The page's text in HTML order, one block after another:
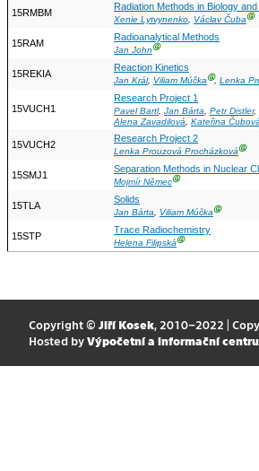
15RMBM
Radiation Methods in Biology
Xenie Lytvynenko, Václav ČubaⒼ
15RAM
Radioanalytical Methods
Jan JohnⒼ
15REKIA
Reaction Kinetics
Jan Král, Viliam MúčkaⒼ, Lenka
15VUCH1
Research Project 1
Pavel Bartl, Jan Bárta, Petr Distler,
Alena Zavadilová
Kateřina Čubová
15VUCH2
Research Project 2
Lenka Prouzová ProcházkováⒼ
15SMJ1
Separation Methods in Nuclear
Mojmír NěmecⒼ
15TLA
Solids
Jan Bárta, Viliam MúčkaⒼ
15STP
Trace Radiochemistry
Helena FilipskáⒼ
Copyright © Jiří Kosek, 2010–2022 |
Hosted by Výpočetní a informační